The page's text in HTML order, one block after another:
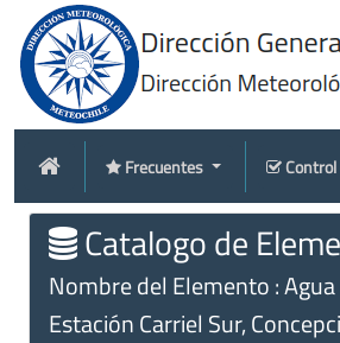
Frecuentes Control
Catalogo de
Nombre del Elemento :
Estación Carriel Sur,